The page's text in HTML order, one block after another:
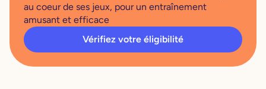
au coeur de ses jeux, pour un entraînement
amusant et efficace
Vérifiez votre éligibilité